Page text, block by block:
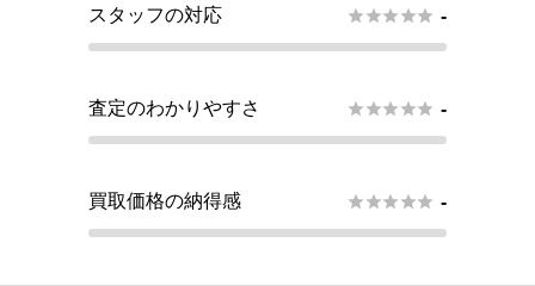
スタッフの対応  -
査定のわかりやすさ  -
買取価格の納得感  -